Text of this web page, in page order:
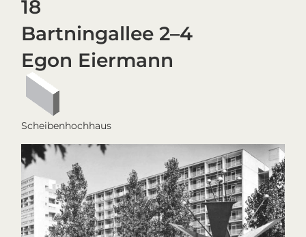
18
Bartningallee 2–4
Egon Eiermann
Scheibenhochhaus